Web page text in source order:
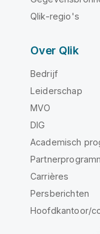
Qlik-regio's
Over Qlik
Bedrijf
Leiderschap
MVO
DIG
Academisch
Carrières
Persberichten
Hoofdkantoor/